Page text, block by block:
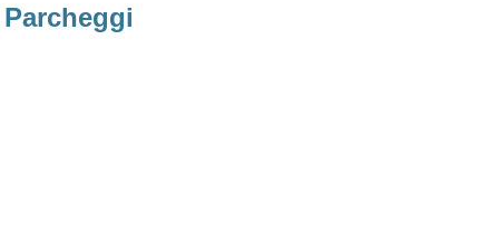
Parcheggi